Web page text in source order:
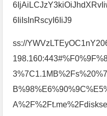
6IiIsInRscyI6IiJ9
ss://